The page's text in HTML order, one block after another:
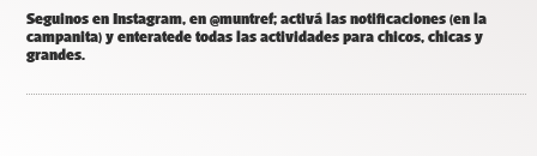
Seguinos en Instagram, en @muntref; activá las notificaciones (en la
campanita) y enteratede todas las actividades para chicos, chicas y
grandes.